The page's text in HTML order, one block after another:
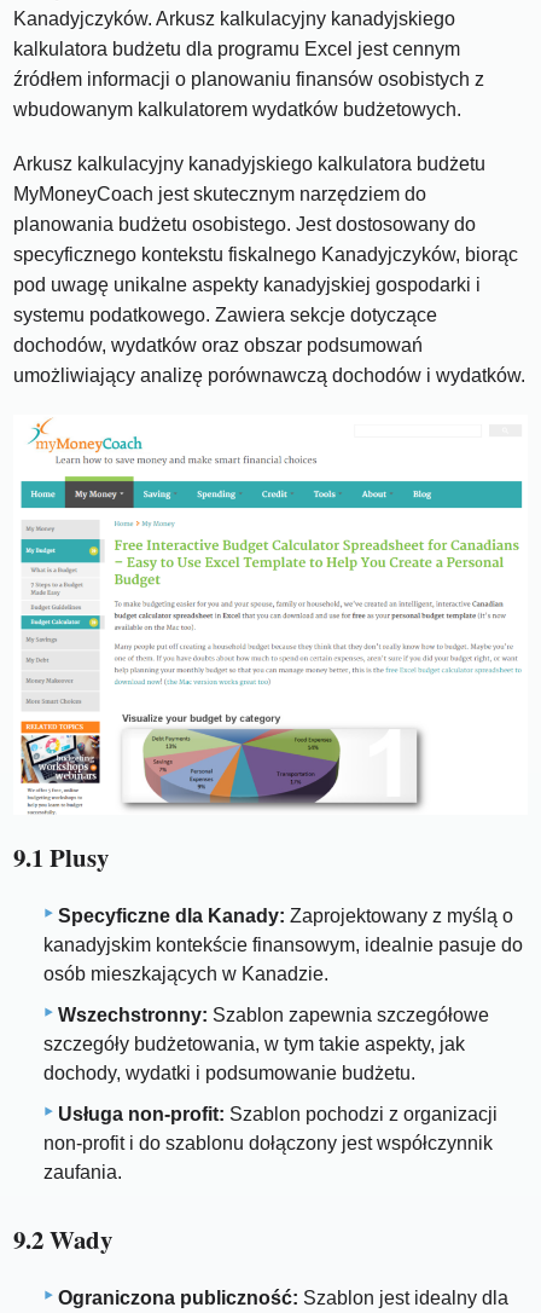
Kanadyjczyków. Arkusz kalkulacyjny kanadyjskiego
kalkulatora budżetu dla programu Excel jest cennym
źródłem informacji o planowaniu finansów osobistych z
wbudowanym kalkulatorem wydatków budżetowych.
Arkusz kalkulacyjny kanadyjskiego kalkulatora budżetu
MyMoneyCoach jest skutecznym narzędziem do
planowania budżetu osobistego. Jest dostosowany do
specyficznego kontekstu fiskalnego Kanadyjczyków, biorąc
pod uwagę unikalne aspekty kanadyjskiej gospodarki i
systemu podatkowego. Zawiera sekcje dotyczące
dochodów, wydatków oraz obszar podsumowań
umożliwiający analizę porównawczą dochodów i wydatków.
9.1 Plusy
Specyficzne dla Kanady: Zaprojektowany z myślą o
kanadyjskim kontekście finansowym, idealnie pasuje do
osób mieszkających w Kanadzie.
Wszechstronny: Szablon zapewnia szczegółowe
szczegóły budżetowania, w tym takie aspekty, jak
dochody, wydatki i podsumowanie budżetu.
Usługa non-profit: Szablon pochodzi z organizacji
non-profit i do szablonu dołączony jest współczynnik
zaufania.
9.2 Wady
Ograniczona publiczność: Szablon jest idealny dla